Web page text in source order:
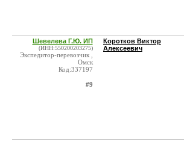
Шевелева Г.Ю. ИП
(ИНН:550200203275)
Экспедитор-перевозчик ,
Омск
Код:337197
#9
Коротков Виктор
Алексеевич